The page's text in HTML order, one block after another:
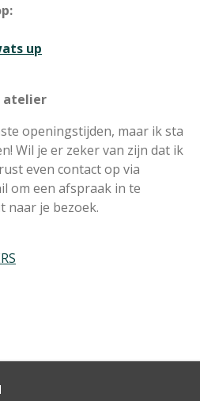
up
atelier
openingstijden, maar ik sta
Wil je er zeker van zijn dat ik
even contact op via
om een afspraak in te
naar je bezoek.